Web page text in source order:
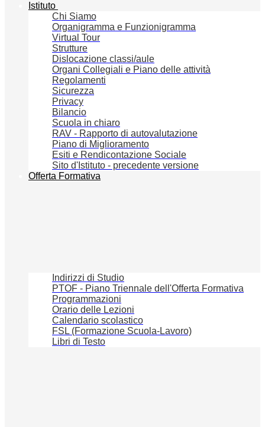
Istituto
Chi Siamo
Organigramma e Funzionigramma
Virtual Tour
Strutture
Dislocazione classi/aule
Organi Collegiali e Piano delle attività
Regolamenti
Sicurezza
Privacy
Bilancio
Scuola in chiaro
RAV - Rapporto di autovalutazione
Piano di Miglioramento
Esiti e Rendicontazione Sociale
Sito d'Istituto - precedente versione
Offerta Formativa
Indirizzi di Studio
PTOF - Piano Triennale dell'Offerta Formativa
Programmazioni
Orario delle Lezioni
Calendario scolastico
FSL (Formazione Scuola-Lavoro)
Libri di Testo